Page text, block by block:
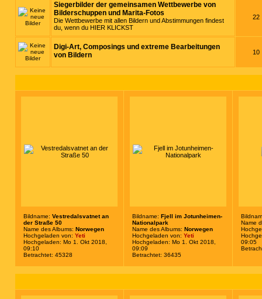
Siegerbilder der gemeinsamen Wettbewerbe von
Bilderschuppen und Marita-Fotos
Die Wettbewerbe mit allen Bildern und Abstimmungen findest
du, wenn du HIER KLICKST
22
Digi-Art, Composings und extreme Bearbeitungen
von Bildern
10
Bildname: Vestredalsvatnet an
der Straße 50
Name des Albums: Norwegen
Hochgeladen von: Yeti
Hochgeladen: Mo 1. Okt 2018,
09:10
Betrachtet: 45328
Bildname: Fjell im Jotunheimen-
Nationalpark
Name des Albums: Norwegen
Hochgeladen von: Yeti
Hochgeladen: Mo 1. Okt 2018,
09:09
Betrachtet: 36435
Name
09:05